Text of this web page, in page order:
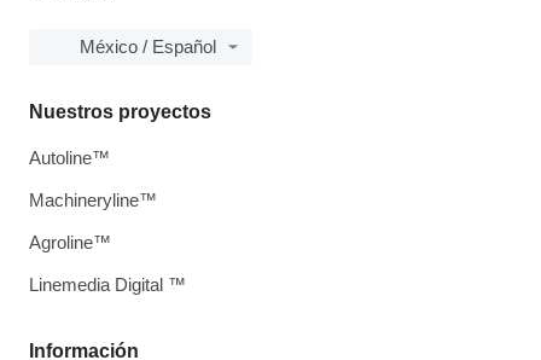
México / Español
Información
Nuestros proyectos
Autoline™
Machineryline™
Agroline™
Linemedia Digital ™